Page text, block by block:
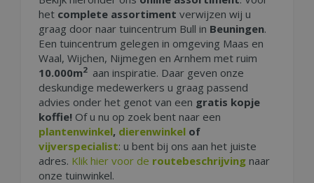
het complete assortiment verwijzen wij u
graag door naar tuincentrum Bull in Beuningen.
Een tuincentrum gelegen in omgeving Maas en
Waal, Wijchen, Nijmegen en Arnhem met ruim
10.000m2 aan inspiratie. Daar geven onze
deskundige medewerkers u graag passend
advies onder het genot van een gratis kopje
koffie! Of u nu op zoek bent naar een
plantenwinkel, dierenwinkel of
vijverspecialist: u bent bij ons aan het juiste
adres. Klik hier voor de routebeschrijving naar
onze tuinwinkel.